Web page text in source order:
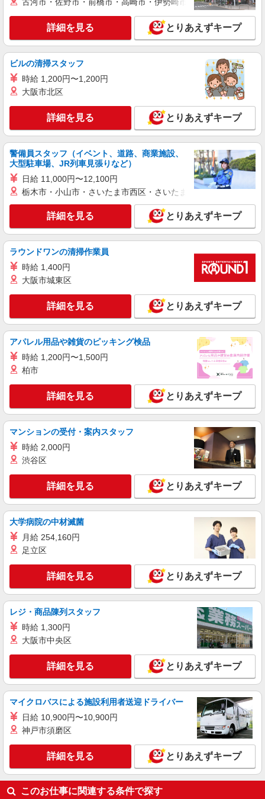
生活協同組合コープみらい コープ田端店
野菜・果物の品出し
時給1295円〜時給1345円※時間・曜日によ
降 時給＋50円 ※日・祝日 時給＋100円
東京都北区田端1-5-7
キープ 詳細を見る
アルバイト
生活協同組合コープみらい ミニコープ豊島店
品出し・レジ業務（高校生不可）
時給1295円〜時給1345円※時間・曜日によ
る ※加給含む 時給1295円〜 ※16時（17時）以
東京都北区豊島3-4-15
キープ 詳細を見る
アルバイト
生活協同組合コープみらい コープ田端店
時給1395円〜時給1445円※時間・曜日によ
る ※加給含む 時給1395円〜 ※16時（17時）以
降 時給＋50円 ※日・祝日 時給＋100円
東京都北区田端1-5-7
詳細を見る
パート
生活協同組合コープみらい コープ田端店
レジ業務
時給1295円〜時給1445円※時間・曜日によ
る ※加給含む 時給1295円〜 ※9時迄 時給＋
100円 ※16時（17時）以降 時給＋150円 ※日・
詳細を見る
野菜・果物の品出し
時給1295円〜時給1445円※時間・曜日によ
100円 ※16時（17時）以降 時給＋150円 ※日・
祝日 時給＋150円
キープ 詳細を見る
アルバイト
生活協同組合コープみらい コープ田端店
時給1295円〜時給1345円※時間・曜日によ
る ※加給含む 時給1295円〜 ※16時（17時）以
降 時給＋50円 ※日・祝日 時給＋100円
東京都北区田端1-5-7
キープ 詳細を見る
詳細を見る とりあえずキープ
ビルの清掃スタッフ
時給 1,200円〜1,200円
大阪市北区
詳細を見る とりあえずキープ
警備員スタッフ（イベント、道路、商業施設、
大型駐車場、JR列車見張りなど）
日給 11,000円〜12,100円
栃木市・小山市・さいたま市西区・さいたま市岩槻区・久喜市・
詳細を見る とりあえずキープ
ラウンドワンの清掃作業員
時給 1,400円
大阪市城東区
詳細を見る とりあえずキープ
アパレル用品や雑貨のピッキング検品
時給 1,200円〜1,500円
柏市
詳細を見る とりあえずキープ
マンションの受付・案内スタッフ
時給 2,000円
渋谷区
詳細を見る とりあえずキープ
大学病院の中材滅菌
月給 254,160円
足立区
詳細を見る とりあえずキープ
レジ・商品陳列スタッフ
時給 1,300円
大阪市中央区
詳細を見る とりあえずキープ
マイクロバスによる施設利用者送迎ドライバー
日給 10,900円〜10,900円
神戸市須磨区
詳細を見る とりあえずキープ
このお仕事に関連する条件で探す